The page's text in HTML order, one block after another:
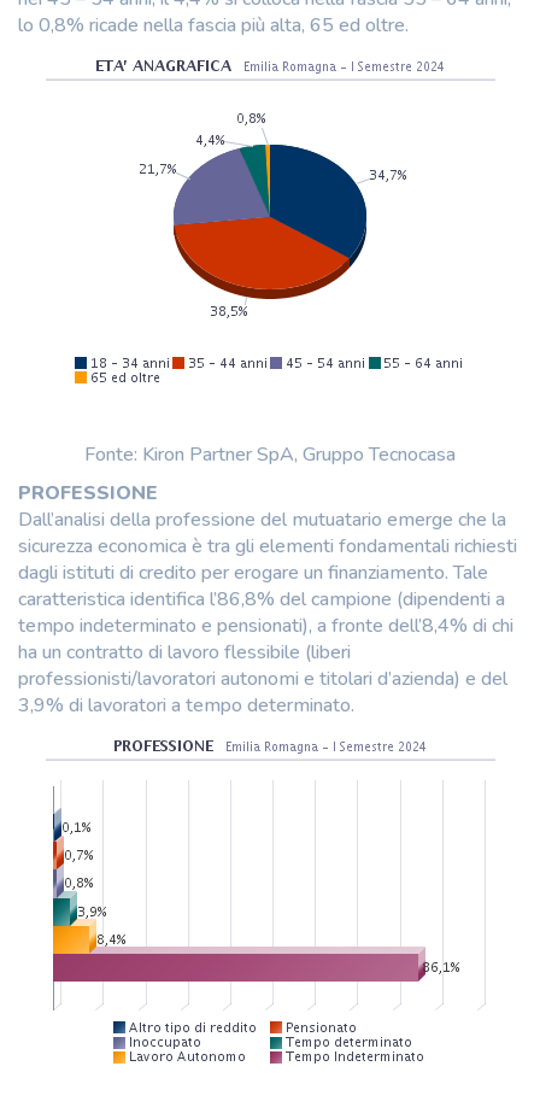
lo 0,8% ricade nella fascia più alta, 65 ed oltre.
Fonte: Kiron Partner SpA, Gruppo Tecnocasa
PROFESSIONE
Dall’analisi della professione del mutuatario emerge che la
sicurezza economica è tra gli elementi fondamentali richiesti
dagli istituti di credito per erogare un finanziamento. Tale
caratteristica identifica l’86,8% del campione (dipendenti a
tempo indeterminato e pensionati), a fronte dell’8,4% di chi
ha un contratto di lavoro flessibile (liberi
professionisti/lavoratori autonomi e titolari d’azienda) e del
3,9% di lavoratori a tempo determinato.